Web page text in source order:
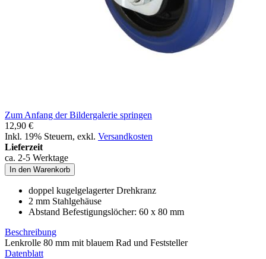
Zum Anfang der Bildergalerie springen
12,90 €
Inkl. 19% Steuern, exkl. Versandkosten
Lieferzeit
ca. 2-5 Werktage
In den Warenkorb
doppel kugelgelagerter Drehkranz
2 mm Stahlgehäuse
Abstand Befestigungslöcher: 60 x 80 mm
Beschreibung
Lenkrolle 80 mm mit blauem Rad und Feststeller
Datenblatt